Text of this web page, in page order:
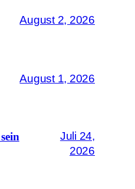
August 2, 2026
August 1, 2026
Juli 24,
2026